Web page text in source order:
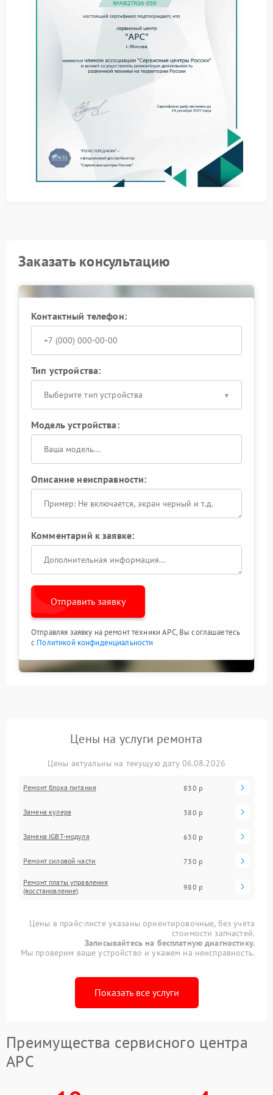
Перед обращением в сервис стоит оценить базовые
моменты и исключить простые причины.
проверить кабель и розетку;
перезапустить ИБП;
убедиться в отсутствии перегрузки;
оценить состояние аккумулятора.
При сохранении проблемы требуется ремонт APC,
ситуацию полностью.
накопление энергии.
Обращение в сервисный центр APC дает
возможность устранить неисправность с учетом
Заказать консультацию
Контактный телефон:
Тип устройства:
Выберите тип устройства
Модель устройства:
Описание неисправности:
Комментарий к заявке:
Отправить заявку
Отправляя заявку на ремонт техники APC, Вы соглашаетесь
с Политикой конфиденциальности
Цены на услуги ремонта
Цены актуальны на текущую дату 06.08.2026
Ремонт блока питания 830 р
Замена кулера 380 р
Замена IGBT-модуля 630 р
Ремонт силовой части 730 р
Ремонт платы управления
(восстановление)
980 р
Цены в прайс-листе указаны ориентировочные, без учета
стоимости запчастей.
Записывайтесь на бесплатную диагностику.
Мы проверим ваше устройство и укажем на неисправность.
Показать все услуги
Преимущества сервисного центра
APC